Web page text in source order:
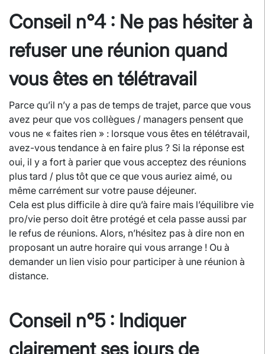
Conseil n°4 : Ne pas hésiter à
refuser une réunion quand
vous êtes en télétravail
Parce qu’il n’y a pas de temps de trajet, parce que vous
avez peur que vos collègues / managers pensent que
vous ne « faites rien » : lorsque vous êtes en télétravail,
avez-vous tendance à en faire plus ? Si la réponse est
oui, il y a fort à parier que vous acceptez des réunions
plus tard / plus tôt que ce que vous auriez aimé, ou
même carrément sur votre pause déjeuner.
Cela est plus difficile à dire qu’à faire mais l’équilibre vie
pro/vie perso doit être protégé et cela passe aussi par
le refus de réunions. Alors, n’hésitez pas à dire non en
proposant un autre horaire qui vous arrange ! Ou à
demander un lien visio pour participer à une réunion à
distance.
Conseil n°5 : Indiquer
clairement ses jours de